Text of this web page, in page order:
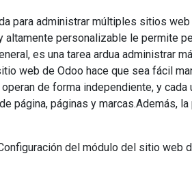
para administrar múltiples sitios
personalizable le permite
es una tarea ardua administrar
web de Odoo hace que sea fácil
de forma independiente, y
página, páginas y marcas.Además,
del módulo del sitio web